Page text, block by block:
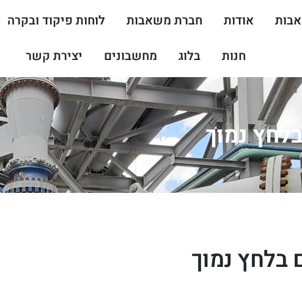
אודות חברת משאבות לוחות פיקוד ובקרה
חנות
בלוג מחשבונים יצירת קשר
נמוך
בלחץ נמוך